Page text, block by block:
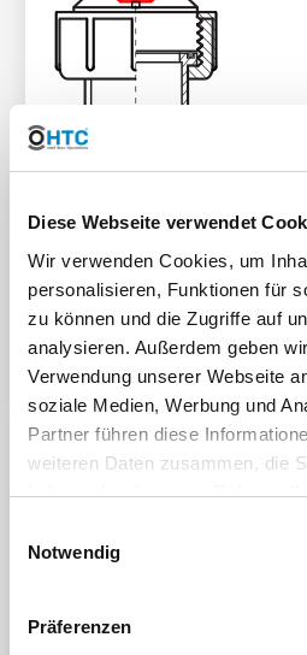
Diese Webseite verwendet
Wir verwenden Cookies, um
personalisieren, Funktionen für
zu können und die Zugriffe auf
analysieren. Außerdem geben
Verwendung unserer Webseite
soziale Medien, Werbung und
Partner führen diese
weiteren Daten zusammen, die
haben oder die sie im Rahmen
Cookies, wenn Sie unsere
Notwendig
Präferenzen
Schwebkörper. Die Ablesung
erfolgt an der Oberkante des
Je mehr Wasser von unten
innerhalb des Messrohrs platziert
Schwebkörper.
fast facts
Durchflussmenge
senkrechter Einbau -
Messungenauigkeit